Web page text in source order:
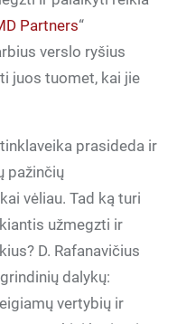
Partners“
verslo ryšius
juos tuomet, kai jie
prasideda ir
pažinčių
vėliau. Tad ką turi
užmegzti ir
D. Rafanavičius
dalykų:
vertybių ir